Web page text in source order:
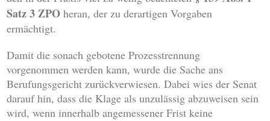
Satz 3 ZPO heran, der zu derartigen Vorgaben
ermächtigt.
Damit die sonach gebotene Prozesstrennung
vorgenommen werden kann, wurde die Sache ans
Berufungsgericht zurückverwiesen. Dabei wies der Senat
darauf hin, dass die Klage als unzulässig abzuweisen sein
wird, wenn innerhalb angemessener Frist keine